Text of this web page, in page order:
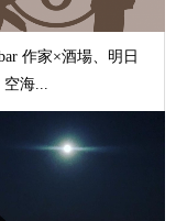
作家×酒場、明日
海...